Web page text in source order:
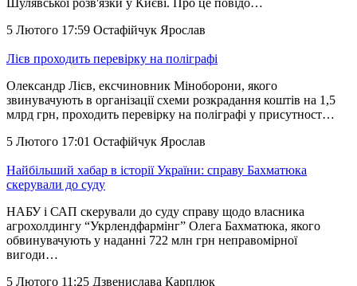
5 Лютого 17:59 Остафійчук Ярослав
Лієв проходить перевірку на поліграфі
Олександр Лієв, ексчиновник Міноборони, якого
звинувачують в організації схеми розкрадання коштів на 1,5
млрд грн, проходить перевірку на поліграфі у присутност…
5 Лютого 17:01 Остафійчук Ярослав
Найбільший хабар в історії України: справу Бахматюка
скерували до суду
НАБУ і САП скерували до суду справу щодо власника
агрохолдингу “Укрлендфармінг” Олега Бахматюка, якого
обвинувачують у наданні 722 млн грн неправомірної
вигоди…
5 Лютого 11:25 Дзвенислава Карплюк